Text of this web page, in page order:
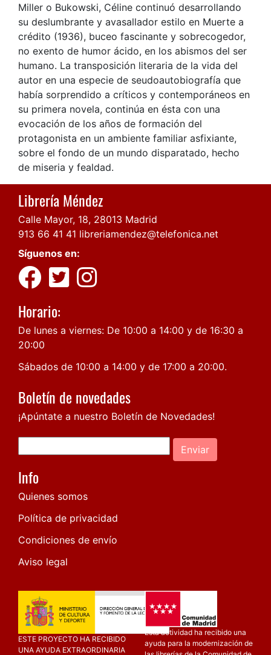
Miller o Bukowski, Céline continuó desarrollando
su deslumbrante y avasallador estilo en Muerte a
crédito (1936), buceo fascinante y sobrecogedor,
no exento de humor ácido, en los abismos del ser
humano. La transposición literaria de la vida del
autor en una especie de seudoautobiografía que
había sorprendido a críticos y contemporáneos en
su primera novela, continúa en ésta con una
evocación de los años de formación del
protagonista en un ambiente familiar asfixiante,
sobre el fondo de un mundo disparatado, hecho
de miseria y fealdad.
Librería Méndez
Calle Mayor, 18, 28013 Madrid
913 66 41 41 libreriamendez@telefonica.net
Síguenos en:
Horario:
De lunes a viernes: De 10:00 a 14:00 y de 16:30 a
20:00
Sábados de 10:00 a 14:00 y de 17:00 a 20:00.
Boletín de novedades
¡Apúntate a nuestro Boletín de Novedades!
Enviar
Info
Quienes somos
Política de privacidad
Condiciones de envío
Aviso legal
ESTE PROYECTO HA RECIBIDO
UNA AYUDA EXTRAORDINARIA
Esta actividad ha recibido una
ayuda para la modernización de